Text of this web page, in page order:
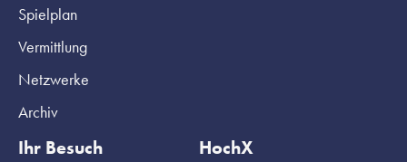
Spielplan
Vermittlung
Netzwerke
Archiv
Ihr Besuch HochX